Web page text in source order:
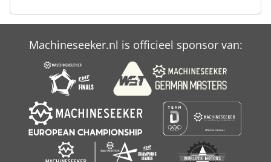
Case Ih Maxxum 140
Case Ih Maxxum 5120
Case Ih Maxxum 5140
Machineseeker.nl is officieel sponsor van: